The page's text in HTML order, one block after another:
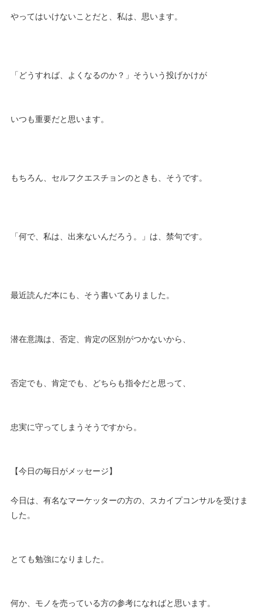
やってはいけないことだと、私は、思います。
「どうすれば、よくなるのか？」そういう投げかけが
いつも重要だと思います。
もちろん、セルフクエスチョンのときも、そうです。
「何で、私は、出来ないんだろう。」は、禁句です。
最近読んだ本にも、そう書いてありました。
潜在意識は、否定、肯定の区別がつかないから、
否定でも、肯定でも、どちらも指令だと思って、
忠実に守ってしまうそうですから。
【今日の毎日がメッセージ】
今日は、有名なマーケッターの方の、スカイプコンサルを受けま
した。
とても勉強になりました。
何か、モノを売っている方の参考になればと思います。